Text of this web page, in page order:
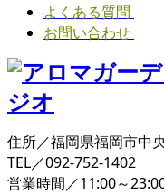
よくある質問
お問い合わせ
住所／福岡県福岡市中
TEL／092-752-1402
営業時間／11:00～